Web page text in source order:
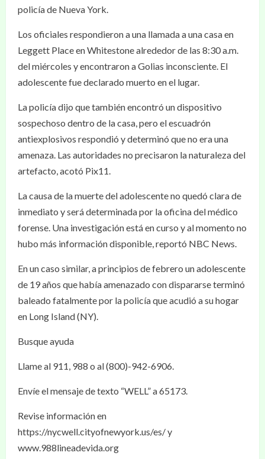
policía de Nueva York.
Los oficiales respondieron a una llamada a una casa en
Leggett Place en Whitestone alrededor de las 8:30 a.m.
del miércoles y encontraron a Golias inconsciente. El
adolescente fue declarado muerto en el lugar.
La policía dijo que también encontró un dispositivo
sospechoso dentro de la casa, pero el escuadrón
antiexplosivos respondió y determinó que no era una
amenaza. Las autoridades no precisaron la naturaleza del
artefacto, acotó Pix11.
La causa de la muerte del adolescente no quedó clara de
inmediato y será determinada por la oficina del médico
forense. Una investigación está en curso y al momento no
hubo más información disponible, reportó NBC News.
En un caso similar, a principios de febrero un adolescente
de 19 años que había amenazado con dispararse terminó
baleado fatalmente por la policía que acudió a su hogar
en Long Island (NY).
Busque ayuda
Llame al 911, 988 o al (800)-942-6906.
Envíe el mensaje de texto “WELL” a 65173.
Revise información en
https://nycwell.cityofnewyork.us/es/ y
www.988lineadevida.org